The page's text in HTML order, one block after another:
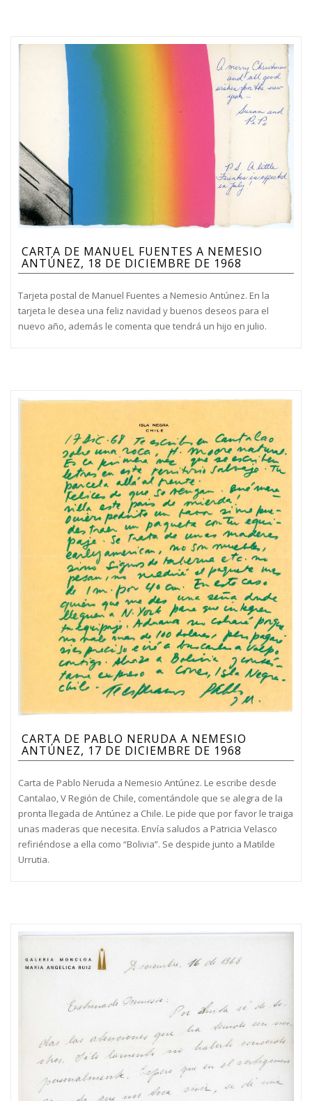
CARTA DE MANUEL FUENTES A NEMESIO
ANTÚNEZ, 18 DE DICIEMBRE DE 1968
Tarjeta postal de Manuel Fuentes a Nemesio Antúnez. En la
tarjeta le desea una feliz navidad y buenos deseos para el
nuevo año, además le comenta que tendrá un hijo en julio.
CARTA DE PABLO NERUDA A NEMESIO
ANTÚNEZ, 17 DE DICIEMBRE DE 1968
Carta de Pablo Neruda a Nemesio Antúnez. Le escribe desde
Cantalao, V Región de Chile, comentándole que se alegra de la
pronta llegada de Antúnez a Chile. Le pide que por favor le traiga
unas maderas que necesita. Envía saludos a Patricia Velasco
refiriéndose a ella como “Bolivia”. Se despide junto a Matilde
Urrutia.